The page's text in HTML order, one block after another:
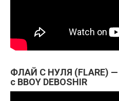
ФЛАЙ С НУЛЯ (FLARE)
с BBOY DEBOSHIR